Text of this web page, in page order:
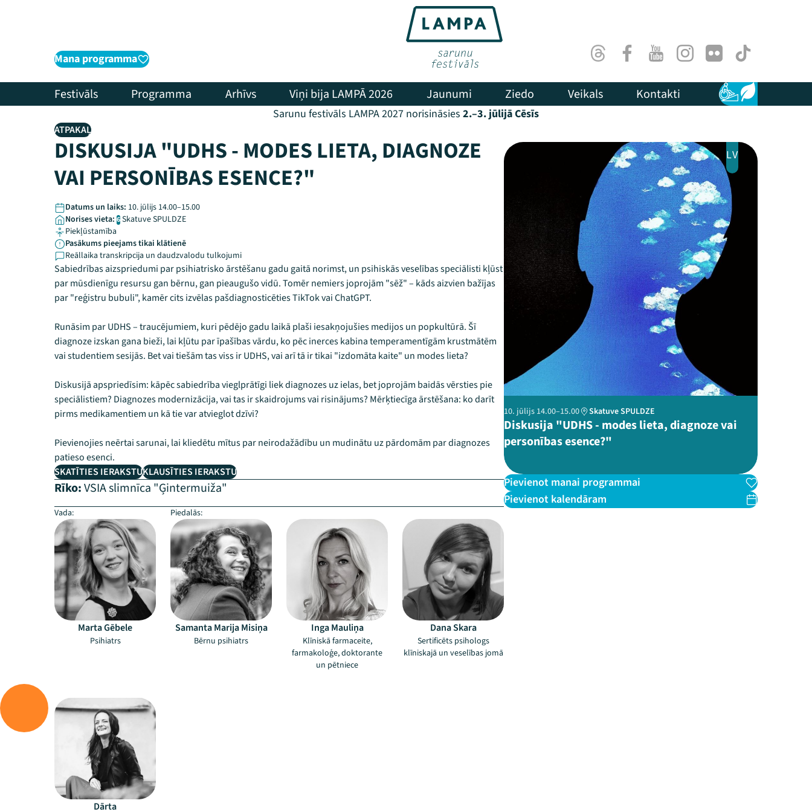
Mana programma ThreadsFacebookYoutubeInstagram
Flick TikTok
Festivāls Programma Arhīvs Viņi bija LAMPĀ 2026 Jaunumi Ziedo Veikals Kontakti Pieejamība
Ilgtspēja
Sarunu festivāls LAMPA 2027 norisināsies 2.–3. jūlijā Cēsīs
ATPAKAĻ
DISKUSIJA "UDHS - MODES LIETA, DIAGNOZE
VAI PERSONĪBAS ESENCE?"
Datums un laiks: 10. jūlijs 14.00–15.00
Norises vieta: 6Skatuve SPULDZE
Piekļūstamība
Pasākums pieejams tikai klātienē
Reāllaika transkripcija un daudzvalodu tulkojumi
Sabiedrības aizspriedumi par psihiatrisko ārstēšanu gadu gaitā norimst, un psihiskās veselības speciālisti kļūst
par mūsdienīgu resursu gan bērnu, gan pieaugušo vidū. Tomēr nemiers joprojām "sēž" – kāds aizvien bažījas
par "reģistru bubuli", kamēr cits izvēlas pašdiagnosticēties TikTok vai ChatGPT.
Runāsim par UDHS – traucējumiem, kuri pēdējo gadu laikā plaši iesakņojušies medijos un popkultūrā. Šī
diagnoze izskan gana bieži, lai kļūtu par īpašības vārdu, ko pēc inerces kabina temperamentīgām krustmātēm
vai studentiem sesijās. Bet vai tiešām tas viss ir UDHS, vai arī tā ir tikai "izdomāta kaite" un modes lieta?
Diskusijā apspriedīsim: kāpēc sabiedrība vieglprātīgi liek diagnozes uz ielas, bet joprojām baidās vērsties pie
speciālistiem? Diagnozes modernizācija, vai tas ir skaidrojums vai risinājums? Mērķtiecīga ārstēšana: ko darīt
pirms medikamentiem un kā tie var atvieglot dzīvi?
Pievienojies neērtai sarunai, lai kliedētu mītus par neirodažādību un mudinātu uz pārdomām par diagnozes
patieso esenci.
SKATĪTIES IERAKSTUKLAUSĪTIES IERAKSTU
Rīko:VSIA slimnīca "Ģintermuiža"
Vada:
Marta Gēbele
Psihiatrs
Piedalās:
Samanta Marija Misiņa
Bērnu psihiatrs
Inga Mauliņa
Klīniskā farmaceite,
farmakoloģe, doktorante
un pētniece
Dana Skara
Sertificēts psihologs
klīniskajā un veselības jomā
Dārta
LV
10. jūlijs 14.00–15.00 Skatuve SPULDZE
Diskusija "UDHS - modes lieta, diagnoze vai
personības esence?"
Pievienot manai programmai
Pievienot kalendāram